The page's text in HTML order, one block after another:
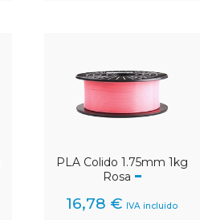
PLA Colido 1.75mm 1kg
Rosa
16,78 € IVA incluido